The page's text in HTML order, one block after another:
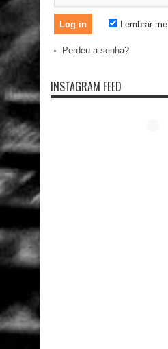
Lembrar-me
Perdeu a senha?
INSTAGRAM FEED